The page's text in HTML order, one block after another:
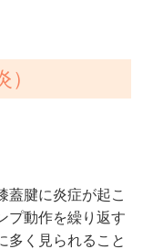
蓋腱に炎症が起こ
プ動作を繰り返す
多く見られること